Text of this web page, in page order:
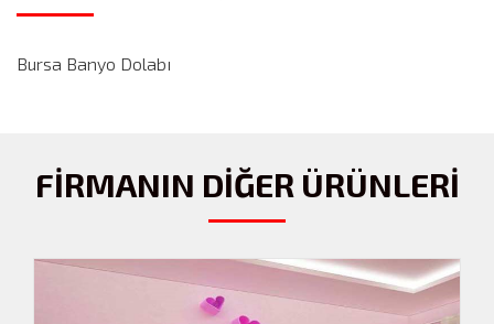
Bursa Banyo Dolabı
FİRMANIN DİĞER ÜRÜNLERİ